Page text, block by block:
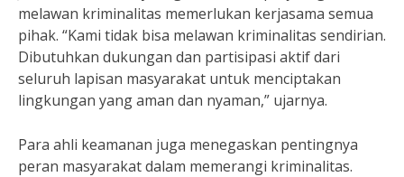
melawan kriminalitas memerlukan kerjasama semua
pihak. “Kami tidak bisa melawan kriminalitas sendirian.
Dibutuhkan dukungan dan partisipasi aktif dari
seluruh lapisan masyarakat untuk menciptakan
lingkungan yang aman dan nyaman,” ujarnya.
Para ahli keamanan juga menegaskan pentingnya
peran masyarakat dalam memerangi kriminalitas.